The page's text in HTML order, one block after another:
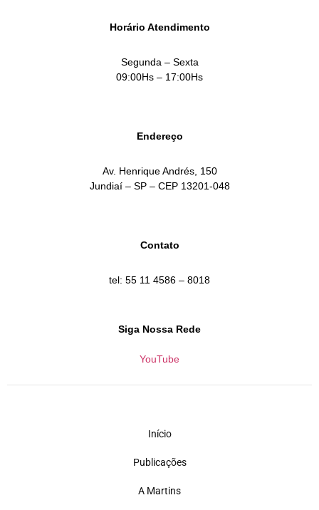
Horário Atendimento
Segunda – Sexta
09:00Hs – 17:00Hs
Endereço
Av. Henrique Andrés, 150
Jundiaí – SP – CEP 13201-048
Contato
tel: 55 11 4586 – 8018
Siga Nossa Rede
YouTube
Início
Publicações
A Martins